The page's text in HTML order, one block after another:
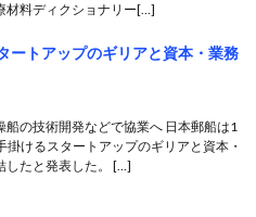
材料ディクショナリー[…]
ートアップのギリアと資本・業務
船の技術開発などで協業へ 日本郵船は1
掛けるスタートアップのギリアと資本・
したと発表した。 […]